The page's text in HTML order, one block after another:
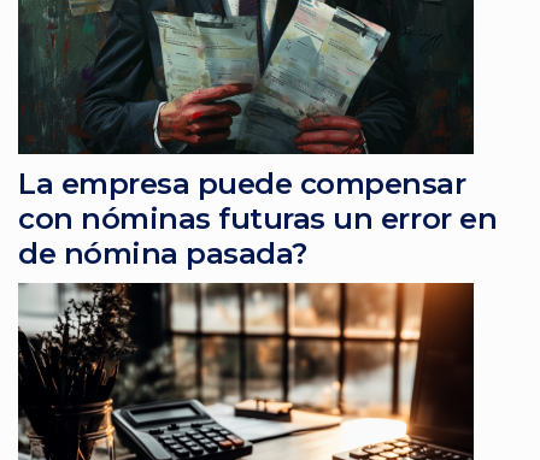
La empresa puede compensar
con nóminas futuras un error en
de nómina pasada?